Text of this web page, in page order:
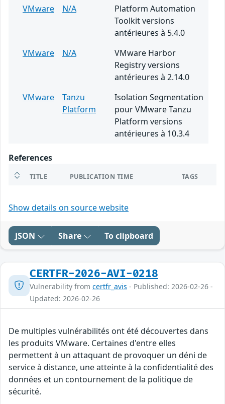
VMware
N/A
Platform Automation
Toolkit versions
antérieures à 5.4.0
VMware
N/A
VMware Harbor
Registry versions
antérieures à 2.14.0
VMware
Tanzu
Platform
Isolation Segmentation
pour VMware Tanzu
Platform versions
antérieures à 10.3.4
References
TITLE PUBLICATION TIME TAGS
Show details on source website
JSON Share To clipboard
CERTFR-2026-AVI-0218
Vulnerability from certfr_avis - Published: 2026-02-26 -
Updated: 2026-02-26
De multiples vulnérabilités ont été découvertes dans
les produits VMware. Certaines d'entre elles
permettent à un attaquant de provoquer un déni de
service à distance, une atteinte à la confidentialité des
données et un contournement de la politique de
sécurité.